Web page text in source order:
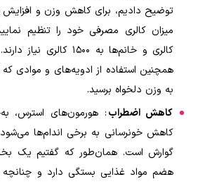
توضیح دادیم، برای کاهش وزن و افزایش
کالری و خانم‌ها به ۱۵۰۰
همچنین استفاده از ادویه‌های و موادی که
به وزن دلخواه برسید.
کاهش اضطراب: هورمون‌های استرس،
کاهش خونرسانی به برخی اندام‌ها
گوارش است. همان‌طور که گفتیم یک
هضم مواد غذایی بستگی دارد و